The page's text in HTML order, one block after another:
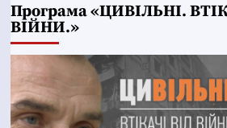
Програма «ЦИВІЛЬНІ.
ВІЙНИ.»